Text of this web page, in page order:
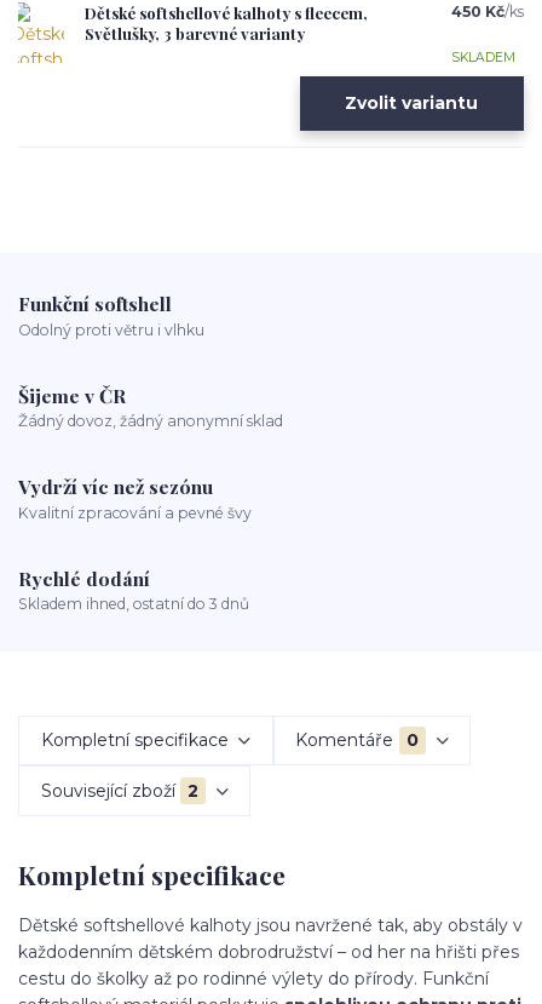
Dětské softshellové kalhoty s fleecem,
Světlušky, 3 barevné varianty
450 Kč/ks
SKLADEM
Zvolit variantu
Funkční softshell
Odolný proti větru i vlhku
Šijeme v ČR
Žádný dovoz, žádný anonymní sklad
Vydrží víc než sezónu
Kvalitní zpracování a pevné švy
Rychlé dodání
Skladem ihned, ostatní do 3 dnů
Kompletní specifikace Komentáře 0
Související zboží 2
Kompletní specifikace
Dětské softshellové kalhoty jsou navržené tak, aby obstály v
každodenním dětském dobrodružství – od her na hřišti přes
cestu do školky až po rodinné výlety do přírody. Funkční